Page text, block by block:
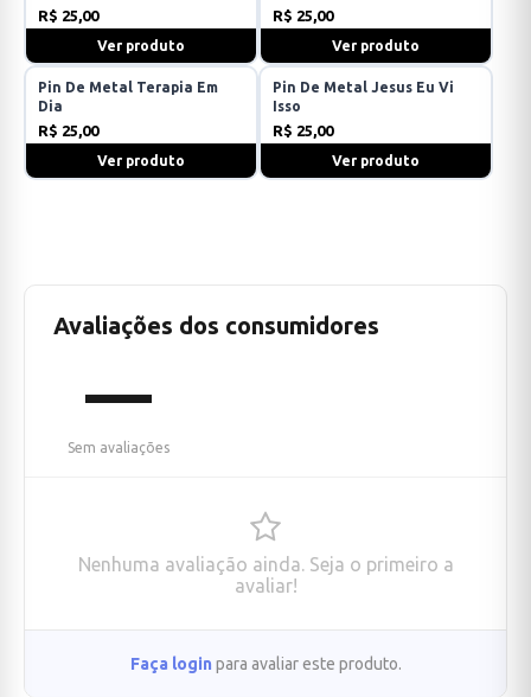
R$ 25,00
Ver produto
R$ 25,00
Ver produto
Pin De Metal Terapia Em
Dia
R$ 25,00
Ver produto
Pin De Metal Jesus Eu Vi
Isso
R$ 25,00
Ver produto
Avaliações dos consumidores
—
Sem avaliações
Nenhuma avaliação ainda. Seja o primeiro a
avaliar!
Faça login para avaliar este produto.